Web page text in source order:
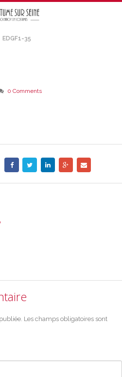
EDGF1-35
0 Comments
Les champs obligatoires sont